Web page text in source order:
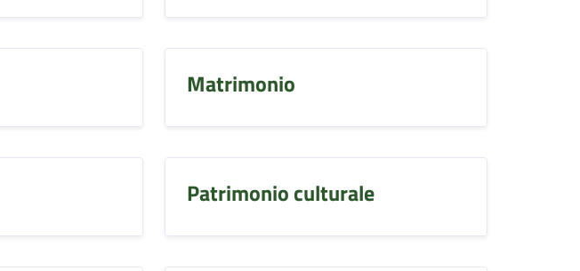
Matrimonio
Patrimonio culturale